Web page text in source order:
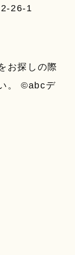
26-1
お探しの際
。 ©abcデ